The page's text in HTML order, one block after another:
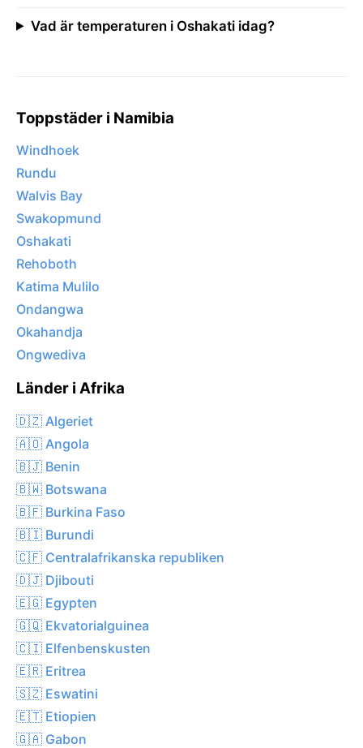
Vad är temperaturen i Oshakati idag?
Toppstäder i Namibia
Windhoek
Rundu
Walvis Bay
Swakopmund
Oshakati
Rehoboth
Katima Mulilo
Ondangwa
Okahandja
Ongwediva
Länder i Afrika
🇩🇿 Algeriet
🇦🇴 Angola
🇧🇯 Benin
🇧🇼 Botswana
🇧🇫 Burkina Faso
🇧🇮 Burundi
🇨🇫 Centralafrikanska republiken
🇩🇯 Djibouti
🇪🇬 Egypten
🇬🇶 Ekvatorialguinea
🇨🇮 Elfenbenskusten
🇪🇷 Eritrea
🇸🇿 Eswatini
🇪🇹 Etiopien
🇬🇦 Gabon